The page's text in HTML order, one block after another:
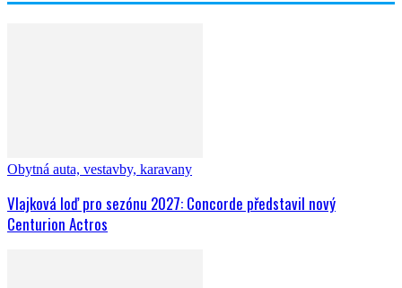
Obytná auta, vestavby, karavany
Vlajková loď pro sezónu 2027: Concorde představil nový
Centurion Actros